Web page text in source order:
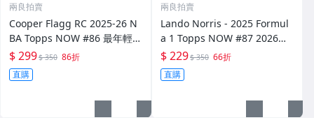
兩良拍賣
Cooper Flagg RC 2025-26 N
BA Topps NOW #86 最年輕4
0+
$ 299$ 350 86折
直購
兩良拍賣
Lando Norris - 2025 Formul
a 1 Topps NOW #87 2026世
界冠軍 頒獎
$ 229$ 350 66折
直購